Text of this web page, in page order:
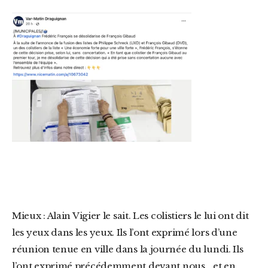
Mieux : Alain Vigier le sait. Les colistiers le lui ont dit
les yeux dans les yeux. Ils l’ont exprimé lors d’une
réunion tenue en ville dans la journée du lundi. Ils